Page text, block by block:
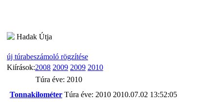
Hadak Útja
új túrabeszámoló rögzítése
Kiírások:2008 2009 2009 2010
Túra éve: 2010
Tonnakilométer Túra éve: 2010 2010.07.02 13:52:05